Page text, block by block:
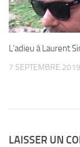
L’adieu à Laurent
7 SEPTEMBRE 2019
LAISSER UN